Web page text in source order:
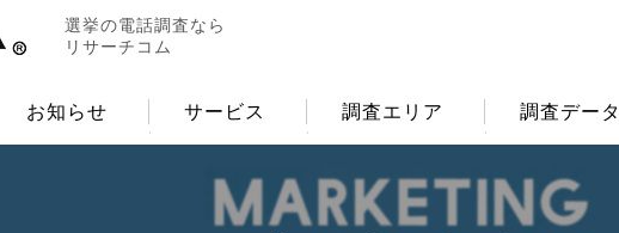
選挙の電話調査なら
リサーチコム
お知らせ サービス 調査エリア 調査データ